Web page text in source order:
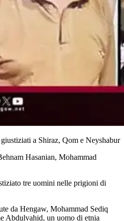
a Shiraz, Qom e Neyshabur
Hasanian, Mohammad
tre uomini nelle prigioni di
da Hengaw, Mohammad Sediq
Abdulvahid, un uomo di etnia